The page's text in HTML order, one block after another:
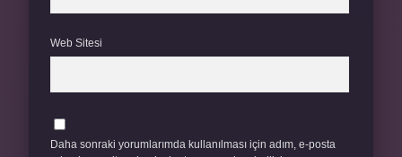
Web Sitesi
Daha sonraki yorumlarımda kullanılması için adım, e-posta